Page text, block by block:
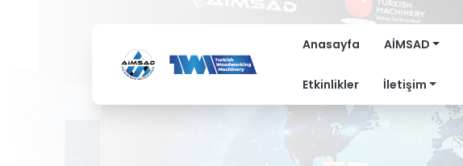
Anasayfa AİMSAD
Etkinlikler İletişim